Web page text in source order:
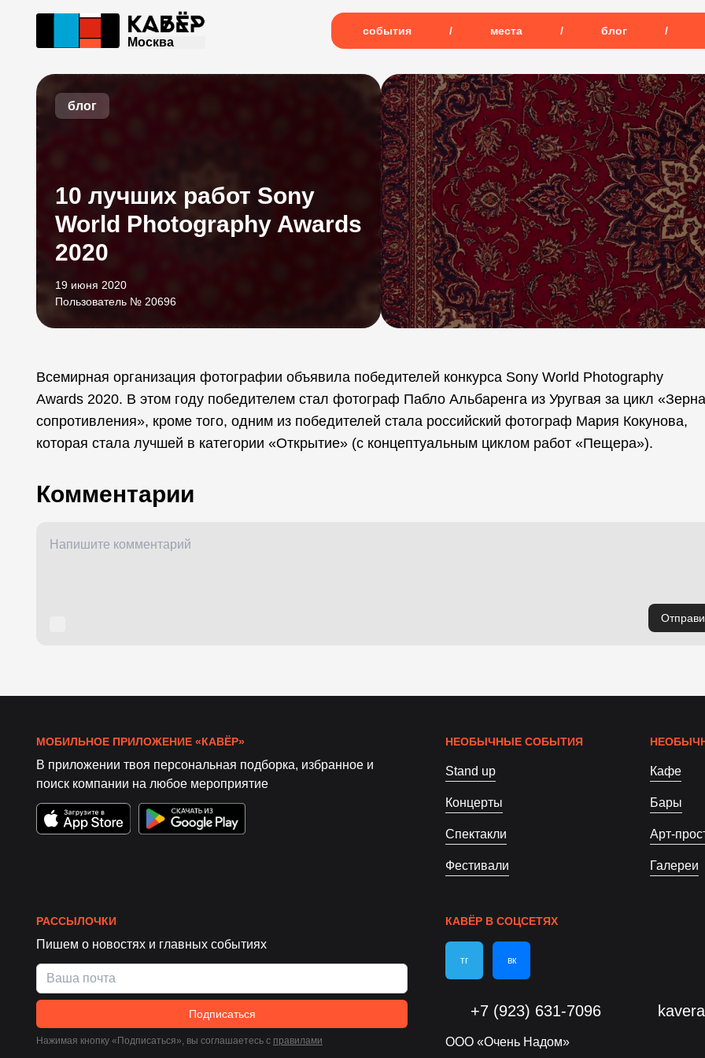
Москва
события / места / блог /
блог
10 лучших работ Sony
World Photography Awards
2020
19 июня 2020
Пользователь № 20696
Всемирная организация фотографии объявила победителей конкурса Sony World Photography
Awards 2020. В этом году победителем стал фотограф Пабло Альбаренга из Уругвая за цикл «Зерна
сопротивления», кроме того, одним из победителей стала российский фотограф Мария Кокунова,
которая стала лучшей в категории «Открытие» (с концептуальным циклом работ «Пещера»).
Комментарии
МОБИЛЬНОЕ ПРИЛОЖЕНИЕ «КАВЁР»
В приложении твоя персональная подборка, избранное и
поиск компании на любое мероприятие
НЕОБЫЧНЫЕ СОБЫТИЯ
Stand up
Концерты
Спектакли
Фестивали
Кафе
Бары
Арт-
Галереи
РАССЫЛОЧКИ
Пишем о новостях и главных событиях
Подписаться
Нажимая кнопку «Подписаться», вы соглашаетесь c правилами
КАВЁР В СОЦСЕТЯХ
тг вк
+7 (923) 631-7096
ООО «Очень Надом»